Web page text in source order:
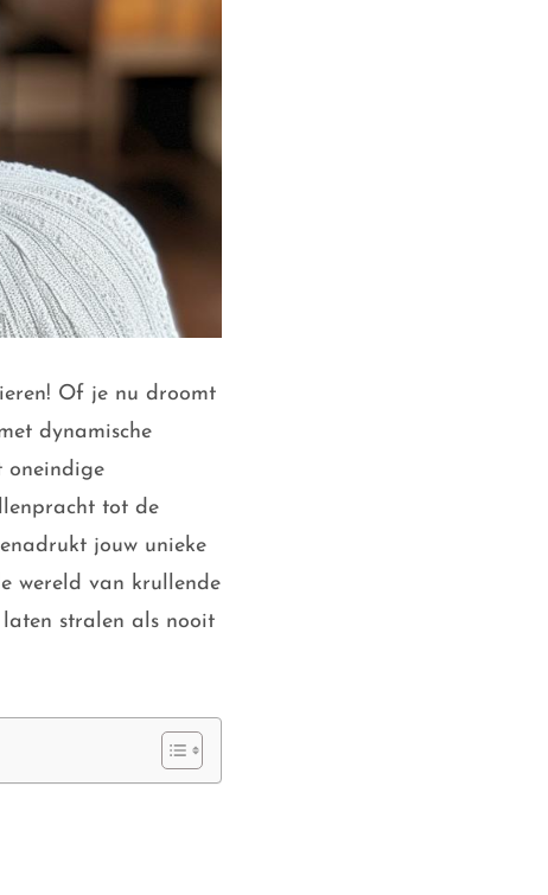
Of je nu droomt
dynamische
oneindige
tot de
jouw unieke
wereld van krullende
stralen als nooit